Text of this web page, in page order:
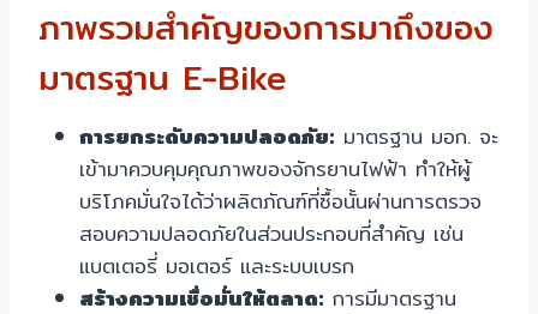
ภาพรวมสำคัญของการมาถึงของ
มาตรฐาน E-Bike
การยกระดับความปลอดภัย: มาตรฐาน มอก. จะ
เข้ามาควบคุมคุณภาพของจักรยานไฟฟ้า ทำให้ผู้
บริโภคมั่นใจได้ว่าผลิตภัณฑ์ที่ซื้อนั้นผ่านการตรวจ
สอบความปลอดภัยในส่วนประกอบที่สำคัญ เช่น
แบตเตอรี่ มอเตอร์ และระบบเบรก
สร้างความเชื่อมั่นให้ตลาด: การมีมาตรฐาน